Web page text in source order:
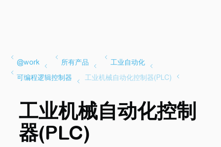
工业机械自动化控制
器(PLC)